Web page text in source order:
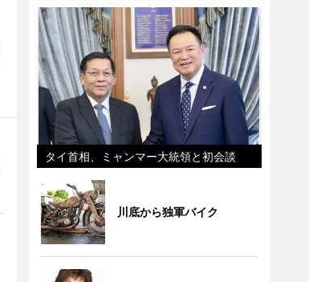
タイ首相、ミャンマー大統領と初会談
川底から独軍バイク